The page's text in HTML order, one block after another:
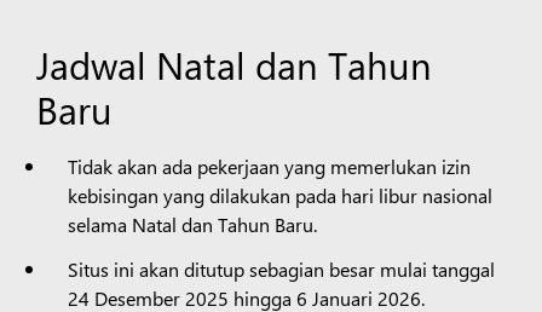
Jadwal Natal dan Tahun
Baru
Tidak akan ada pekerjaan yang memerlukan izin
kebisingan yang dilakukan pada hari libur nasional
selama Natal dan Tahun Baru.
Situs ini akan ditutup sebagian besar mulai tanggal
24 Desember 2025 hingga 6 Januari 2026.